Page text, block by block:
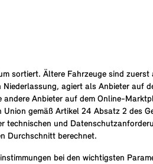
sortiert. Ältere Fahrzeuge sind
Niederlassung, agiert als Anbieter auf
Anbieter auf dem Online-
gemäß Artikel 24 Absatz 2 des
technischen und
Durchschnitt berechnet.
bei den wichtigsten